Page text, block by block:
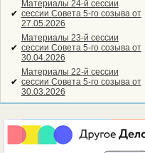
✔
Материалы 24-й сессии
сессии Совета 5-го созыва от
27.05.2026
✔
Материалы 23-й сессии
сессии Совета 5-го созыва от
30.04.2026
✔
Материалы 22-й сессии
сессии Совета 5-го созыва от
30.03.2026